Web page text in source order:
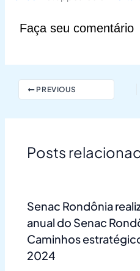
Faça seu comentário
PREVIOUS
Posts
Senac Rondônia
anual do Senac
Caminhos
2024